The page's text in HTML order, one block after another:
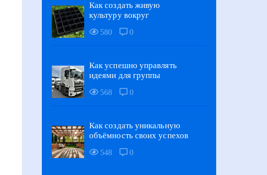
Как создать живую
культуру вокруг
580 0
Как успешно управлять
идеями для группы
568 0
Как создать уникальную
объёмность своих успехов
548 0